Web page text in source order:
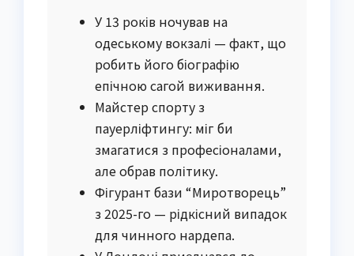
У 13 років ночував на
одеському вокзалі — факт, що
робить його біографію
епічною сагой виживання.
Майстер спорту з
пауерліфтингу: міг би
змагатися з професіоналами,
але обрав політику.
Фігурант бази “Миротворець”
з 2025-го — рідкісний випадок
для чинного нардепа.